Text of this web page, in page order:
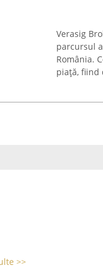
Verasig
parcursul
România.
piață, fiind
>>